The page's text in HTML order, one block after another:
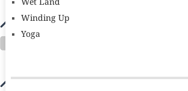
Wet Land
Winding Up
Yoga